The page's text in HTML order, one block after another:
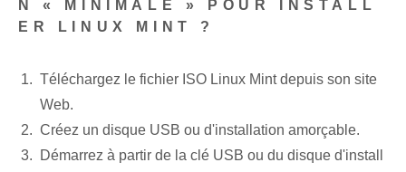
N « MINIMALE » POUR INSTALL
ER LINUX MINT ?
Téléchargez le fichier ISO Linux Mint depuis son site
Web.
Créez un disque USB⁣ ou d'installation⁢ amorçable.
Démarrez à partir de la clé USB ou du disque d'install